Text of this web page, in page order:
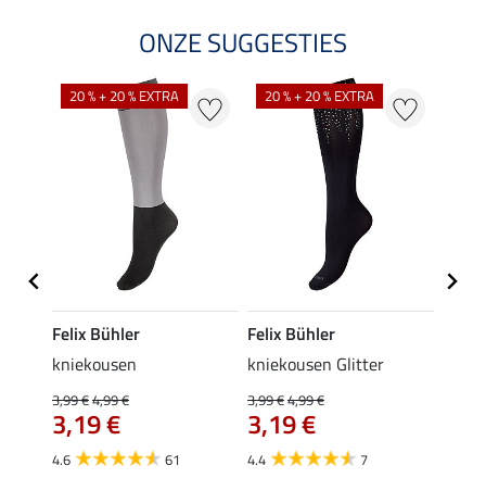
ONZE SUGGESTIES
20 % + 20 % EXTRA
Felix Bühler
kniekousen
3,99 €4,99 €
3,19 €
4.6 61
20 % + 20 % EXTRA
Felix Bühler
kniekousen Glitter
3,99 €4,99 €
3,19 €
4.4 7